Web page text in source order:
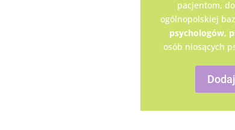
pacjentom,
ogólnopolskiej
psychologów,
osób niosących